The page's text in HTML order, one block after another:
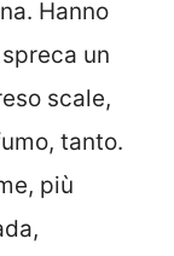
Hanno
un
scale,
tanto.
più